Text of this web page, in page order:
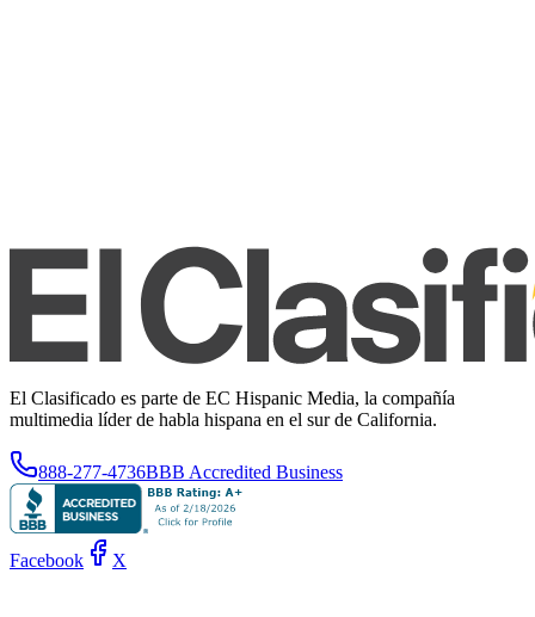
El Clasificado es parte de EC Hispanic Media, la compañía
multimedia líder de habla hispana en el sur de California.
888-277-4736BBB Accredited Business
Facebook X